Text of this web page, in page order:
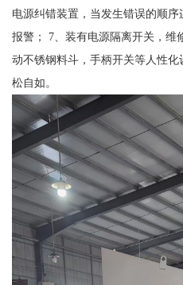
电源纠错装置，当发生错误的顺
报警； 7、装有电源隔离开关，维
动不锈钢料斗，手柄开关等人性
松自如。